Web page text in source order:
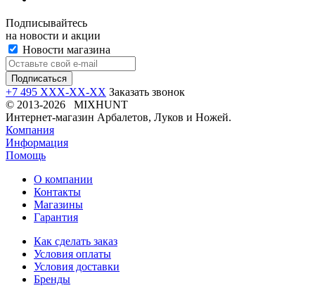
Подписывайтесь
на новости и акции
Новости магазина
+7 495 XXX-XX-XX Заказать звонок
© 2013-2026 MIXHUNT
Интернет-магазин Арбалетов, Луков и Ножей.
Компания
Информация
Помощь
О компании
Контакты
Магазины
Гарантия
Как сделать заказ
Условия оплаты
Условия доставки
Бренды